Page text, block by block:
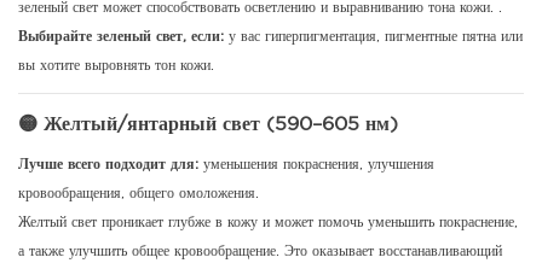
зеленый свет может способствовать осветлению и выравниванию тона кожи. .
Выбирайте зеленый свет, если: у вас гиперпигментация, пигментные пятна или
вы хотите выровнять тон кожи.
🟡 Желтый/янтарный свет (590–605 нм)
Лучше всего подходит для: уменьшения покраснения, улучшения
кровообращения, общего омоложения.
Желтый свет проникает глубже в кожу и может помочь уменьшить покраснение,
а также улучшить общее кровообращение. Это оказывает восстанавливающий